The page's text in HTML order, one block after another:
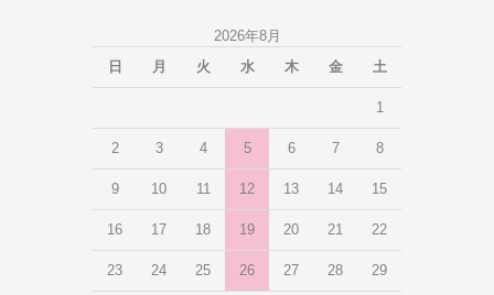
2026年8月
日
月 火 水 木 金 土
1
2 3 4 5 6 7 8
9 10 11 12 13 14 15
16 17 18 19 20 21 22
23 24 25 26 27 28 29